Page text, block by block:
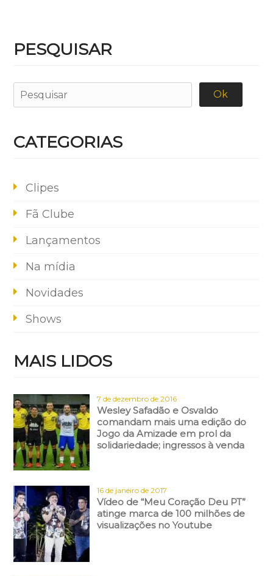
PESQUISAR
CATEGORIAS
Clipes
Fã Clube
Lançamentos
Na mídia
Novidades
Shows
MAIS LIDOS
7 de dezembro de 2016
Wesley Safadão e Osvaldo
comandam mais uma edição do
Jogo da Amizade em prol da
solidariedade; ingressos à venda
16 de janeiro de 2017
Vídeo de “Meu Coração Deu PT”
atinge marca de 100 milhões de
visualizações no Youtube